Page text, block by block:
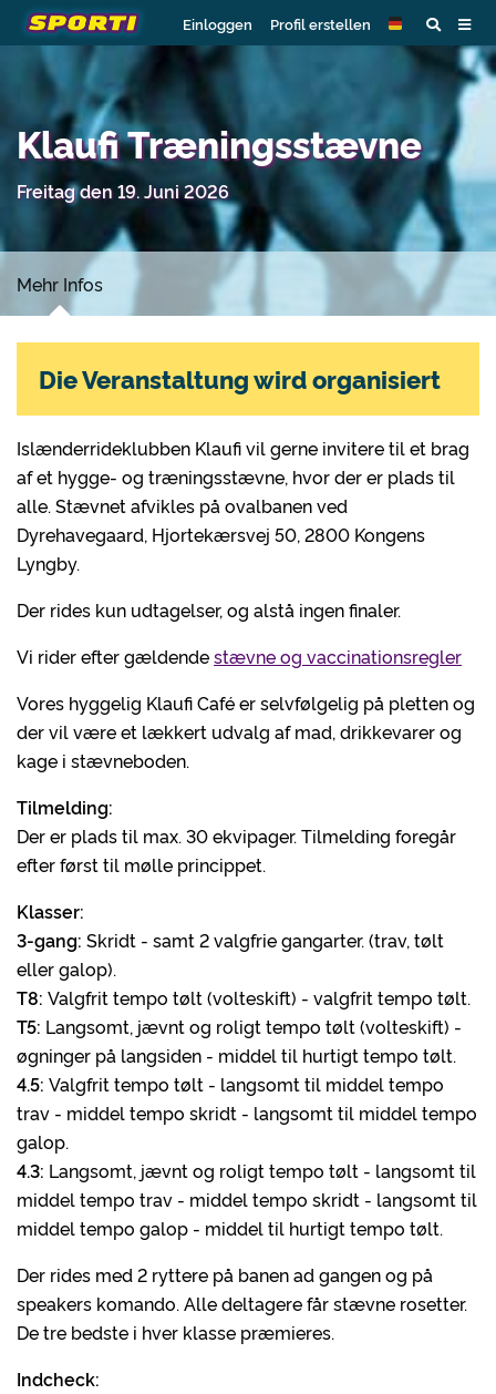
Einloggen Profil erstellen
Klaufi Træningsstævne
Freitag den 19. Juni 2026
Mehr Infos
Islænderrideklubben Klaufi vil gerne invitere til et brag
af et hygge- og træningsstævne, hvor der er plads til
alle. Stævnet afvikles på ovalbanen ved
Dyrehavegaard, Hjortekærsvej 50, 2800 Kongens
Lyngby.
Der rides kun udtagelser, og alstå ingen finaler.
Vi rider efter gældendestævne og vaccinationsregler
Vores hyggelig Klaufi Café er selvfølgelig på pletten og
der vil være et lækkert udvalg af mad, drikkevarer og
kage i stævneboden.
Tilmelding:
Der er plads til max. 30 ekvipager. Tilmelding foregår
efter først til mølle princippet.
Klasser:
3-gang: Skridt - samt 2 valgfrie gangarter. (trav, tølt
eller galop).
T8: Valgfrit tempo tølt (volteskift) - valgfrit tempo tølt.
T5: Langsomt, jævnt og roligt tempo tølt (volteskift) -
øgninger på langsiden - middel til hurtigt tempo tølt.
4.5: Valgfrit tempo tølt - langsomt til middel tempo
trav - middel tempo skridt - langsomt til middel tempo
galop.
4.3: Langsomt, jævnt og roligt tempo tølt - langsomt til
middel tempo trav - middel tempo skridt - langsomt til
middel tempo galop - middel til hurtigt tempo tølt.
Der rides med 2 ryttere på banen ad gangen og på
speakers komando. Alle deltagere får stævne rosetter.
De tre bedste i hver klasse præmieres.
Indcheck:
Die Veranstaltung wird organisiert